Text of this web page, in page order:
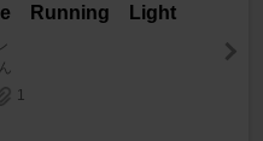
Running Light
1